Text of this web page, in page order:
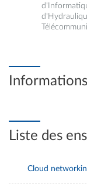
Liste des
Cloud